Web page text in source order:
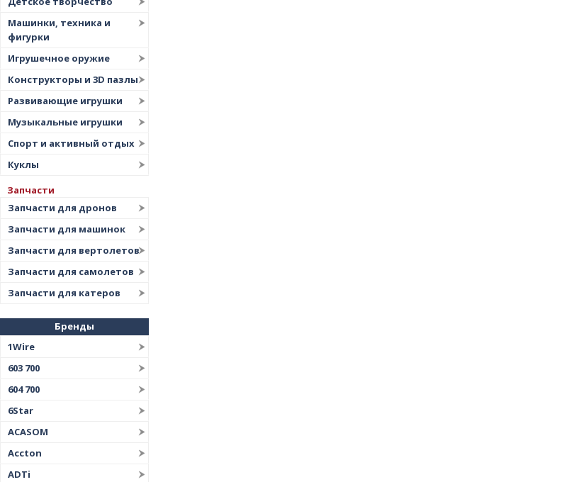
Машинки, техника и
фигурки
Игрушечное оружие
Конструкторы и 3D пазлы
Развивающие игрушки
Музыкальные игрушки
Спорт и активный отдых
Куклы
Запчасти
Запчасти для дронов
Запчасти для машинок
Запчасти для вертолетов
Запчасти для самолетов
Запчасти для катеров
Бренды
1Wire
603 700
604 700
6Star
ACASOM
Accton
ADTi